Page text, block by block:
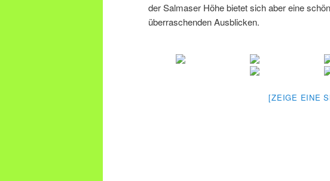
der Salmaser Höhe bietet sich aber eine
überraschenden Ausblicken.
[ZEIGE EINE